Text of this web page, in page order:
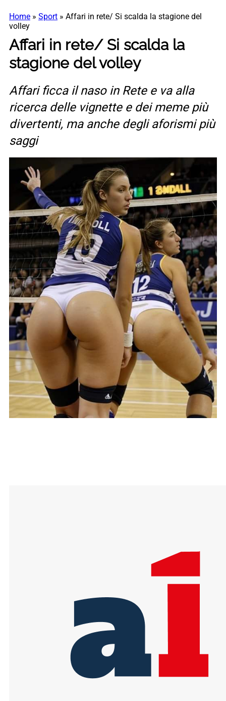
Home » Sport » Affari in rete/ Si scalda la stagione del
volley
Affari in rete/ Si scalda la
stagione del volley
Affari ficca il naso in Rete e va alla
ricerca delle vignette e dei meme più
divertenti, ma anche degli aforismi più
saggi